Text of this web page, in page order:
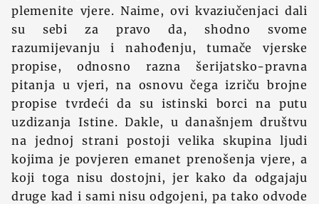
plemenite vjere. Naime, ovi kvaziučenjaci dali
su sebi za pravo da, shodno svome
razumijevanju i nahođenju, tumače vjerske
propise, odnosno razna šerijatsko-pravna
pitanja u vjeri, na osnovu čega izriču brojne
propise tvrdeći da su istinski borci na putu
uzdizanja Istine. Dakle, u današnjem društvu
na jednoj strani postoji velika skupina ljudi
kojima je povjeren emanet prenošenja vjere, a
koji toga nisu dostojni, jer kako da odgajaju
druge kad i sami nisu odgojeni, pa tako odvode